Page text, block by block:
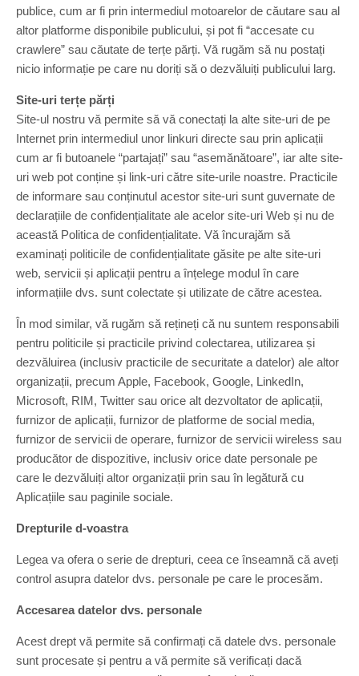
publice, cum ar fi prin intermediul motoarelor de căutare sau al
altor platforme disponibile publicului, și pot fi “accesate cu
crawlere” sau căutate de terțe părți. Vă rugăm să nu postați
nicio informație pe care nu doriți să o dezvăluiți publicului larg.
Site-uri terțe părți
Site-ul nostru vă permite să vă conectați la alte site-uri de pe
Internet prin intermediul unor linkuri directe sau prin aplicații
cum ar fi butoanele “partajați” sau “asemănătoare”, iar alte site-
uri web pot conține și link-uri către site-urile noastre. Practicile
de informare sau conținutul acestor site-uri sunt guvernate de
declarațiile de confidențialitate ale acelor site-uri Web și nu de
această Politica de confidențialitate. Vă încurajăm să
examinați politicile de confidențialitate găsite pe alte site-uri
web, servicii și aplicații pentru a înțelege modul în care
informațiile dvs. sunt colectate și utilizate de către acestea.
În mod similar, vă rugăm să rețineți că nu suntem responsabili
pentru politicile și practicile privind colectarea, utilizarea și
dezvăluirea (inclusiv practicile de securitate a datelor) ale altor
organizații, precum Apple, Facebook, Google, LinkedIn,
Microsoft, RIM, Twitter sau orice alt dezvoltator de aplicații,
furnizor de aplicații, furnizor de platforme de social media,
furnizor de servicii de operare, furnizor de servicii wireless sau
producător de dispozitive, inclusiv orice date personale pe
care le dezvăluiți altor organizații prin sau în legătură cu
Aplicațiile sau paginile sociale.
Drepturile d-voastra
Legea va ofera o serie de drepturi, ceea ce înseamnă că aveți
control asupra datelor dvs. personale pe care le procesăm.
Accesarea datelor dvs. personale
Acest drept vă permite să confirmați că datele dvs. personale
sunt procesate și pentru a vă permite să verificați dacă